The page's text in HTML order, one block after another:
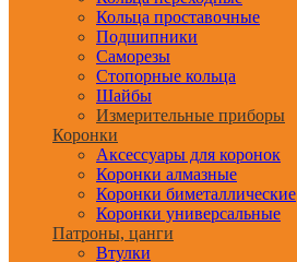
Кольца проставочные
Подшипники
Саморезы
Стопорные кольца
Шайбы
Измерительные приборы
Коронки
Аксессуары для коронок
Коронки алмазные
Коронки биметаллические
Коронки универсальные
Патроны, цанги
Втулки